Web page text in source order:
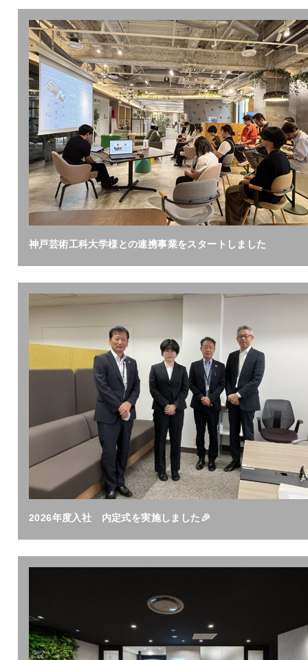
神戸芸術工科大学様との連携事業をスタートしました
2026年度入社 内定式を実施しました🎉